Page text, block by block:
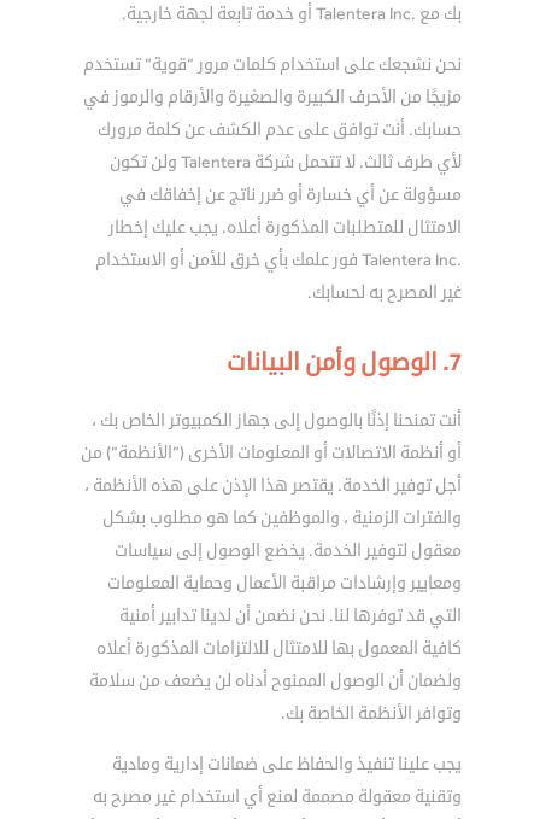
بك مع .Talentera Inc أو خدمة تابعة لجهة خارجية.
نحن نشجعك على استخدام كلمات مرور ”قوية” تستخدم
مزيجًا من الأحرف الكبيرة والصغيرة والأرقام والرموز في
حسابك. أنت توافق على عدم الكشف عن كلمة مرورك
لأي طرف ثالث. لا تتحمل شركة Talentera ولن تكون
مسؤولة عن أي خسارة أو ضرر ناتج عن إخفاقك في
الامتثال للمتطلبات المذكورة أعلاه. يجب عليك إخطار
.Talentera Inc فور علمك بأي خرق للأمن أو الاستخدام
غير المصرح به لحسابك.
7. الوصول وأمن البيانات
أنت تمنحنا إذنًا بالوصول إلى جهاز الكمبيوتر الخاص بك ،
أو أنظمة الاتصالات أو المعلومات الأخرى (”الأنظمة”) من
أجل توفير الخدمة. يقتصر هذا الإذن على هذه الأنظمة ،
والفترات الزمنية ، والموظفين كما هو مطلوب بشكل
معقول لتوفير الخدمة. يخضع الوصول إلى سياسات
ومعايير وإرشادات مراقبة الأعمال وحماية المعلومات
التي قد توفرها لنا. نحن نضمن أن لدينا تدابير أمنية
كافية المعمول بها للامتثال للالتزامات المذكورة أعلاه
ولضمان أن الوصول الممنوح أدناه لن يضعف من سلامة
وتوافر الأنظمة الخاصة بك.
يجب علينا تنفيذ والحفاظ على ضمانات إدارية ومادية
وتقنية معقولة مصممة لمنع أي استخدام غير مصرح به